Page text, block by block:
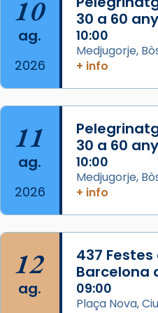
processó (recuperada
del temple amb les
Des de 1985 hi
diablesses amb
gran a Mataró.
«Si vols saber què és
Santes a Mataró»🥵.
Photo
View on Facebook ·
Jaume, fill de
seu germà Joan i
acompanyava més
Segons el llibre dels
10
ag.
2026
30 a 60
10:00
Medjugorje,
+ info
11
ag.
2026
30 a 60
10:00
Medjugorje,
+ info
12
ag.
437
Barcelona
09:00
Plaça Nova,